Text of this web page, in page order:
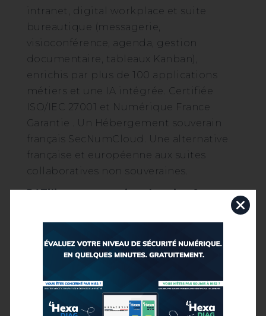
intranet, digital workplace et suite
bureautique (messagerie,
visioconférence, agenda, gestion
documentaire, tableaux Kanban),
enrichis par plus de 100 applications
métiers et une IA intégrée. Certifiée
ISO/IEC 27001 et Numérique France
Garantie . Un Hébergement souverain
français SecNumCloud. Une alternative
française et européenne aux suites
collaboratives non souveraines.
RéZilience — gestion de crise &
Solution SaaS de gestion de crise et de
continuité, hébergée en France sur
SecNumCloud et indépendante du SI
visioconférence de secours,
coordination des cellules de crise, main